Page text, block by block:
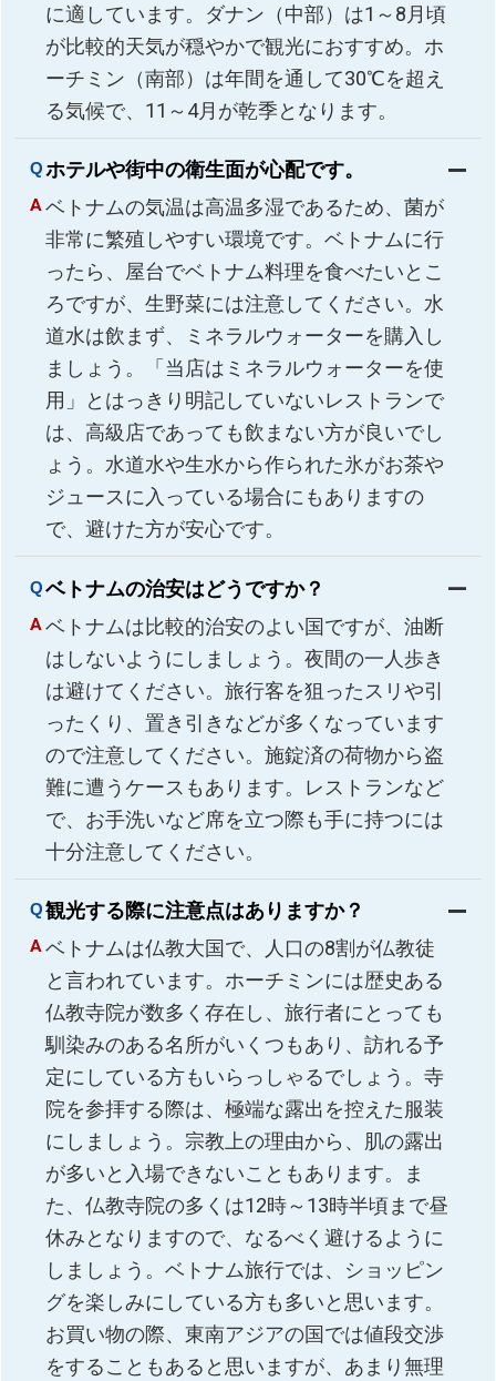
に適しています。ダナン（中部）は1～8月頃
が比較的天気が穏やかで観光におすすめ。ホ
ーチミン（南部）は年間を通して30℃を超え
る気候で、11～4月が乾季となります。
ホテルや街中の衛生面が心配です。
ベトナムの気温は高温多湿であるため、菌が
非常に繁殖しやすい環境です。ベトナムに行
ったら、屋台でベトナム料理を食べたいとこ
ろですが、生野菜には注意してください。水
道水は飲まず、ミネラルウォーターを購入し
ましょう。「当店はミネラルウォーターを使
用」とはっきり明記していないレストランで
は、高級店であっても飲まない方が良いでし
ょう。水道水や生水から作られた氷がお茶や
ジュースに入っている場合にもありますの
で、避けた方が安心です。
ベトナムの治安はどうですか？
ベトナムは比較的治安のよい国ですが、油断
はしないようにしましょう。夜間の一人歩き
は避けてください。旅行客を狙ったスリや引
ったくり、置き引きなどが多くなっています
ので注意してください。施錠済の荷物から盗
難に遭うケースもあります。レストランなど
で、お手洗いなど席を立つ際も手に持つには
十分注意してください。
観光する際に注意点はありますか？
ベトナムは仏教大国で、人口の8割が仏教徒
と言われています。ホーチミンには歴史ある
仏教寺院が数多く存在し、旅行者にとっても
馴染みのある名所がいくつもあり、訪れる予
定にしている方もいらっしゃるでしょう。寺
院を参拝する際は、極端な露出を控えた服装
にしましょう。宗教上の理由から、肌の露出
が多いと入場できないこともあります。ま
た、仏教寺院の多くは12時～13時半頃まで昼
休みとなりますので、なるべく避けるように
しましょう。ベトナム旅行では、ショッピン
グを楽しみにしている方も多いと思います。
お買い物の際、東南アジアの国では値段交渉
をすることもあると思いますが、あまり無理